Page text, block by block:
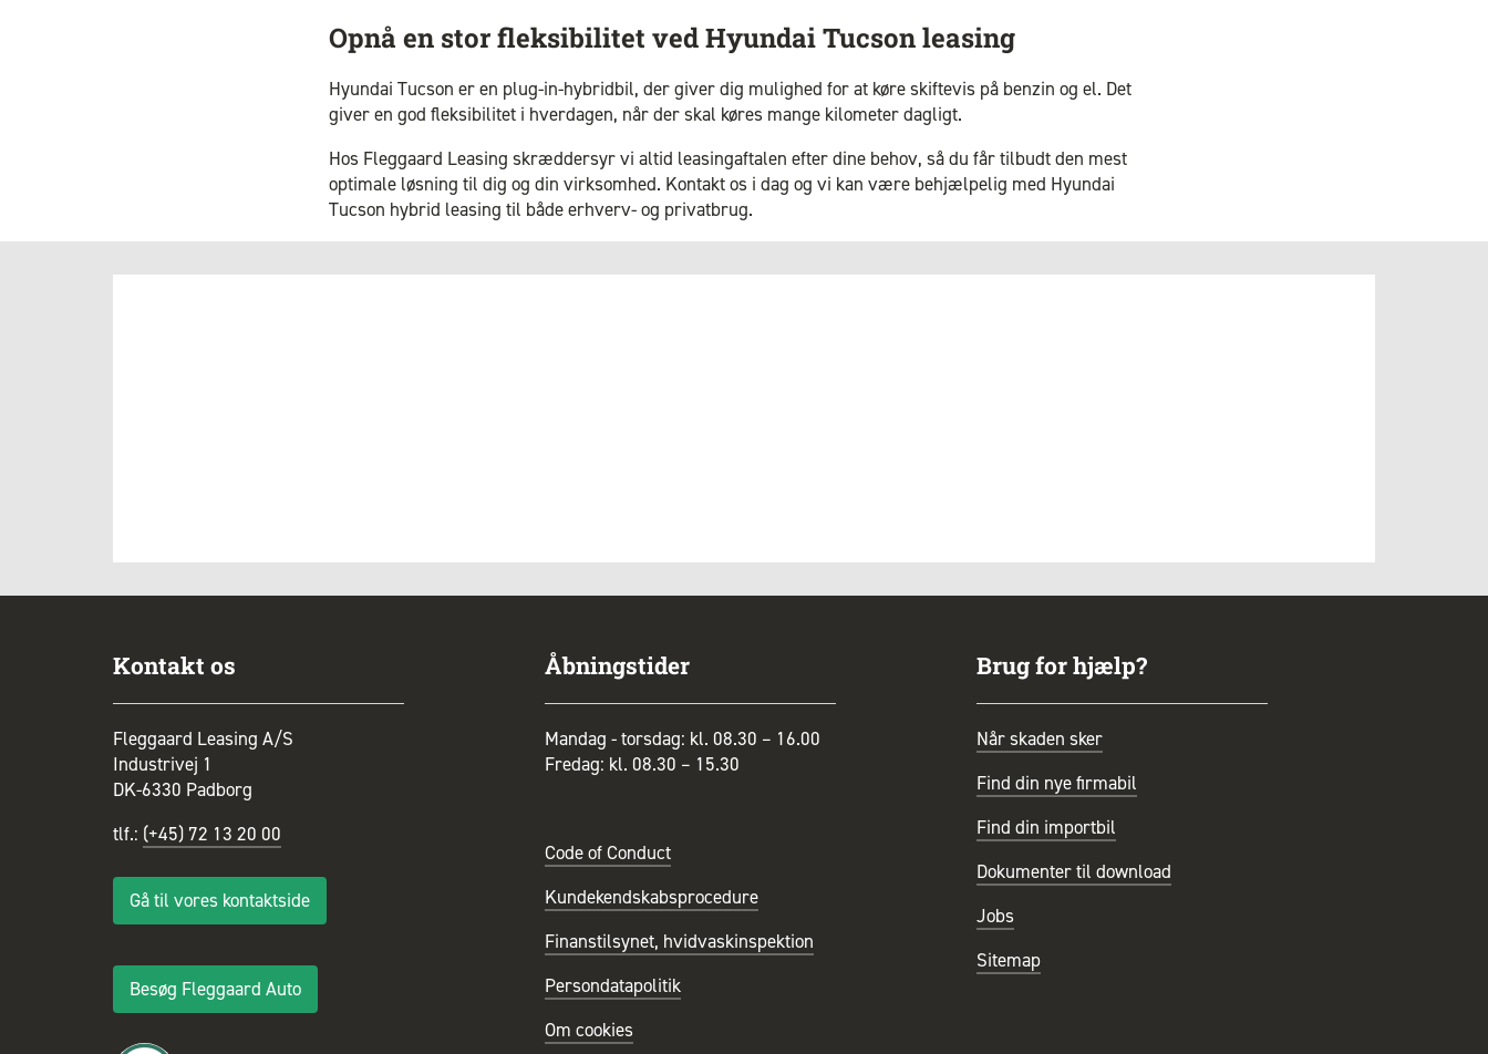
Opnå en stor fleksibilitet ved Hyundai Tucson leasing
Hyundai Tucson er en plug-in-hybridbil, der giver dig mulighed for at køre skiftevis på benzin og el. Det
giver en god fleksibilitet i hverdagen, når der skal køres mange kilometer dagligt.
Hos Fleggaard Leasing skræddersyr vi altid leasingaftalen efter dine behov, så du får tilbudt den mest
optimale løsning til dig og din virksomhed. Kontakt os i dag og vi kan være behjælpelig med Hyundai
Tucson hybrid leasing til både erhverv- og privatbrug.
Kontakt os
Fleggaard Leasing A/S
Industrivej 1
DK-6330 Padborg
tlf.: (+45) 72 13 20 00
Gå til vores kontaktside
Besøg Fleggaard Auto
Åbningstider
Mandag - torsdag: kl. 08.30 – 16.00
Fredag: kl. 08.30 – 15.30
Code of Conduct
Kundekendskabsprocedure
Finanstilsynet, hvidvaskinspektion
Persondatapolitik
Om cookies
Brug for hjælp?
Når skaden sker
Find din nye firmabil
Find din importbil
Dokumenter til download
Jobs
Sitemap